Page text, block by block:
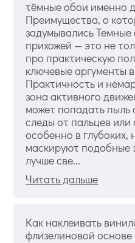
тёмные обои именно
Преимущества, о
задумывались
прихожей — это не
про практическую
ключевые аргументы в
Практичность и
зона активного
может попадать пыль
следы от пальцев
особенно в
маскируют подобные
лучше све...
Читать дальше
Как наклеивать
флизелиновой основе